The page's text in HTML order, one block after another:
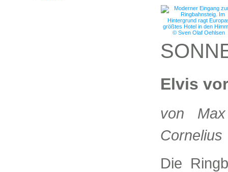
Elvis
von
Cornelius
Die